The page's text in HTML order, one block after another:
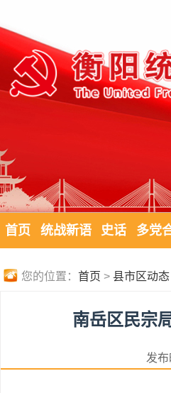
首页 统战新语 史话 多党
您的位置： 首页 > 县市区动态
南岳区民宗
发